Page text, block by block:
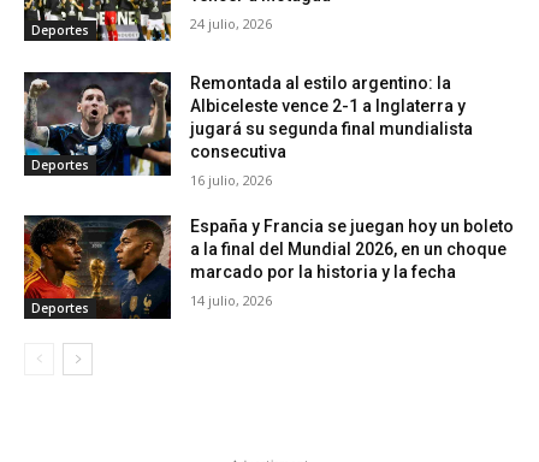
Deportes 24 julio, 2026
Deportes
Remontada al estilo argentino: la
Albiceleste vence 2-1 a Inglaterra y
jugará su segunda final mundialista
consecutiva
16 julio, 2026
Deportes
España y Francia se juegan hoy un boleto
a la final del Mundial 2026, en un choque
marcado por la historia y la fecha
14 julio, 2026